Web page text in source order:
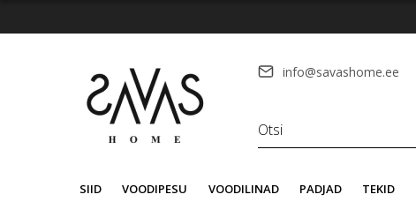
info@savashome.ee
SIID VOODIPESU VOODILINAD PADJAD TEKID